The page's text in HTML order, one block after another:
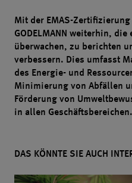
Mit der EMAS-
GODELMANN weiterhin,
überwachen, zu berichten
verbessern. Dies umfasst
des Energie- und
Minimierung von Abfällen
Förderung von
in allen Geschäftsbereichen.
DAS KÖNNTE SIE AUCH